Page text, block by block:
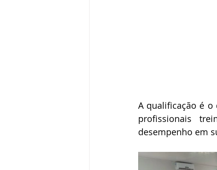
A qualificação é
profissionais
desempenho em